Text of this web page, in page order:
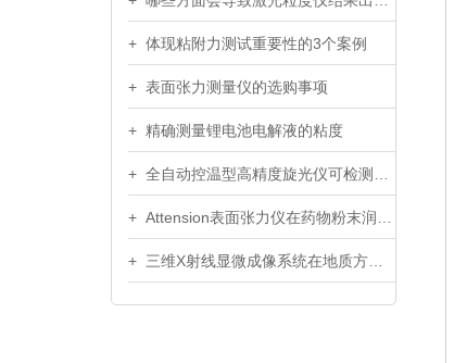
+ 体现粘附力测试重要性的3个案例
+ 表面张力测量仪的选购事项
+ 精确测量锂电池电解液的粘度